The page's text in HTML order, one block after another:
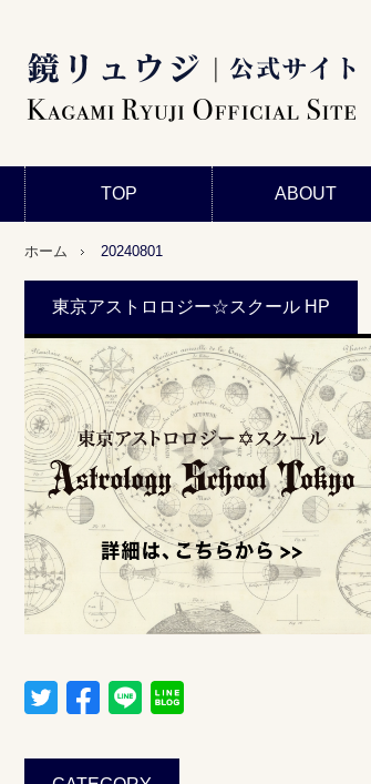
TOP ABOUT
ホーム 20240801
東京アストロロジー☆スクール HP